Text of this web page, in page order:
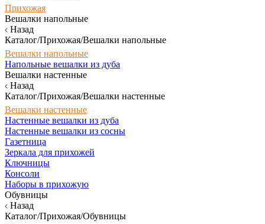
Прихожая
Вешалки напольные
Назад
Каталог/Прихожая/Вешалки напольные
Вешалки напольные
Напольные вешалки из дуба
Вешалки настенные
Назад
Каталог/Прихожая/Вешалки настенные
Вешалки настенные
Настенные вешалки из дуба
Настенные вешалки из сосны
Газетница
Зеркала для прихожей
Ключницы
Консоли
Наборы в прихожую
Обувницы
Назад
Каталог/Прихожая/Обувницы